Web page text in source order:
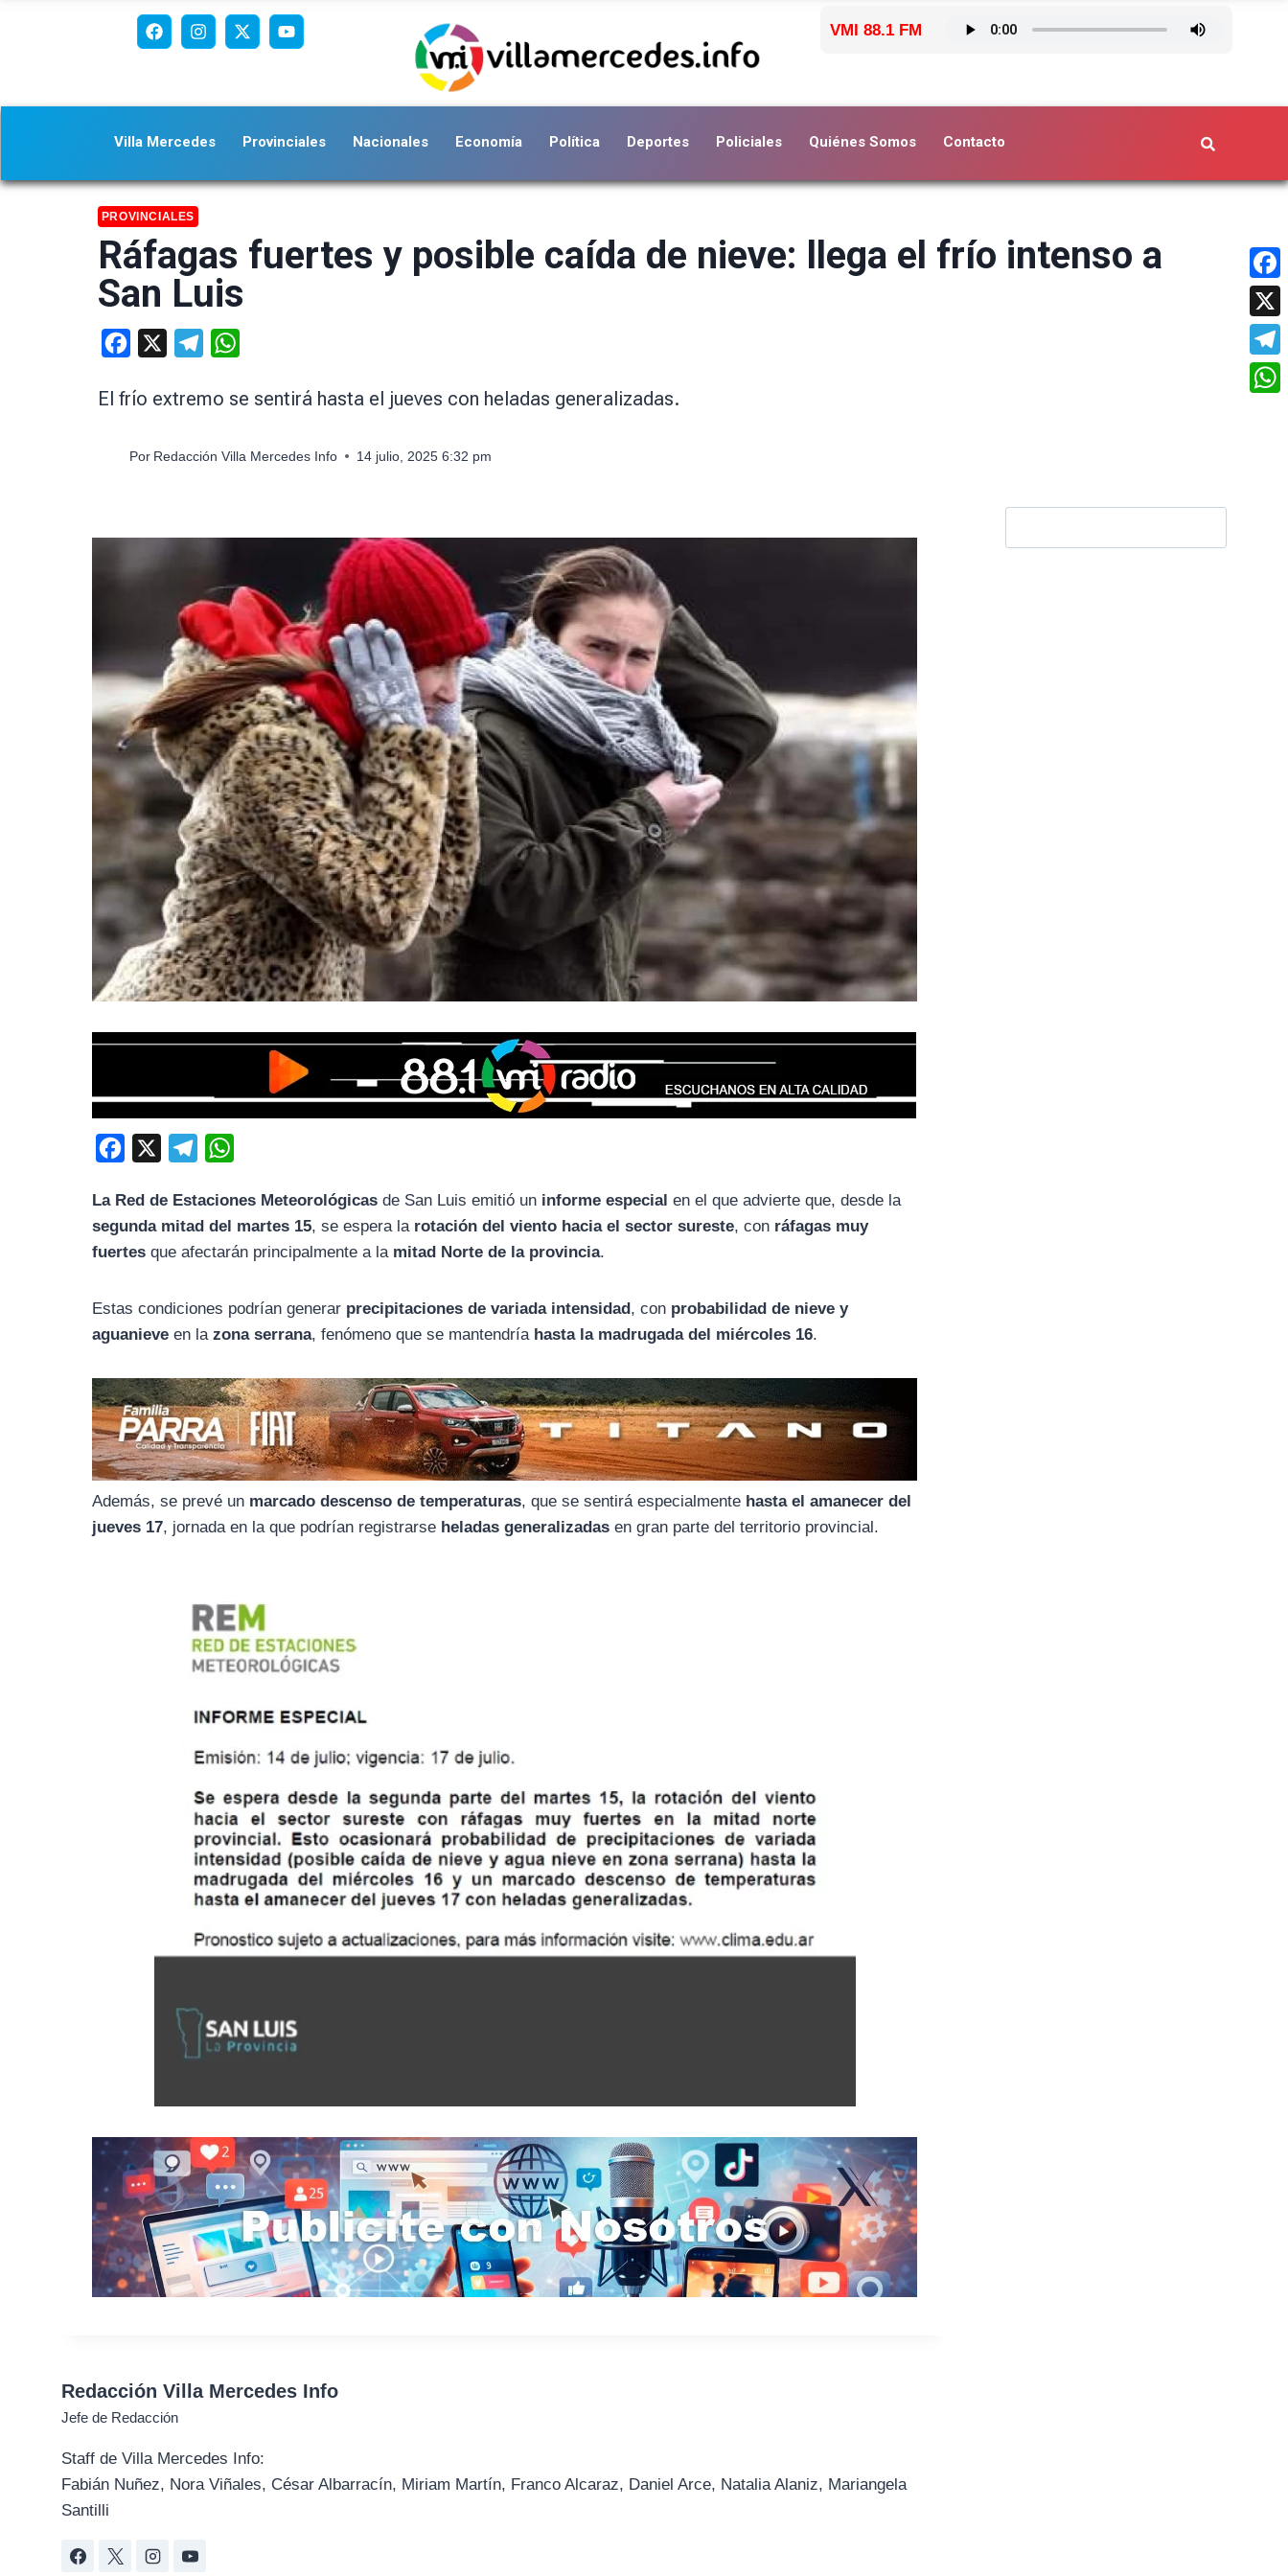
VMI 88.1 FM
Villa Mercedes Provinciales Nacionales Economía Política Deportes Policiales Quiénes Somos Contacto
PROVINCIALES
Ráfagas fuertes y posible caída de nieve: llega el frío intenso a
San Luis
Facebook Telegram
El frío extremo se sentirá hasta el jueves con heladas generalizadas.
Por Redacción Villa Mercedes Info 14 julio, 2025 6:32 pm
c
e
b
l
e
g
a
t
s
La Red de Estaciones Meteorológicas de San Luis emitió un informe especial en el que advierte que, desde la
segunda mitad del martes 15, se espera la rotación del viento hacia el sector sureste, con ráfagas muy
fuertes que afectarán principalmente a la mitad Norte de la provincia.
Estas condiciones podrían generar precipitaciones de variada intensidad , con probabilidad de nieve y
aguanieve en lazona serrana, fenómeno que se mantendría hasta la madrugada del miércoles 16.
Además, se prevé un marcado descenso de temperaturas, que se sentirá especialmente hasta el amanecer del
jueves 17, jornada en la que podrían registrarse heladas generalizadas en gran parte del territorio provincial.
Redacción Villa Mercedes Info
Jefe de Redacción
Staff de Villa Mercedes Info:
Fabián Nuñez, Nora Viñales, César Albarracín, Miriam Martín, Franco Alcaraz, Daniel Arce, Natalia Alaniz, Mariangela
Santilli
X